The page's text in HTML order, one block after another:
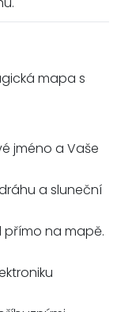
mapa s
jméno a Vaše
a sluneční
přímo na mapě.